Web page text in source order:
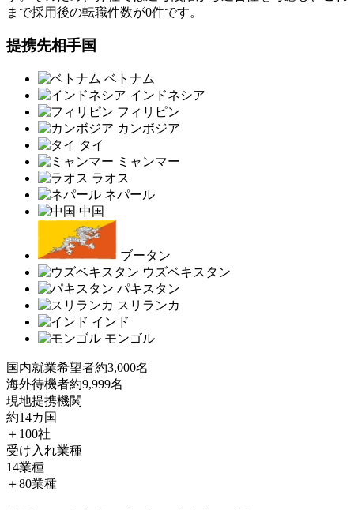
まで採用後の転職件数が0件です。
提携先相手国
ベトナム
インドネシア
フィリピン
カンボジア
タイ
ミャンマー
ラオス
ネパール
中国
ブータン
ウズベキスタン
パキスタン
スリランカ
インド
モンゴル
国内就業希望者約3,000名
海外待機者約9,999名
現地提携機関
約14カ国
＋100社
受け入れ業種
14業種
＋80業種